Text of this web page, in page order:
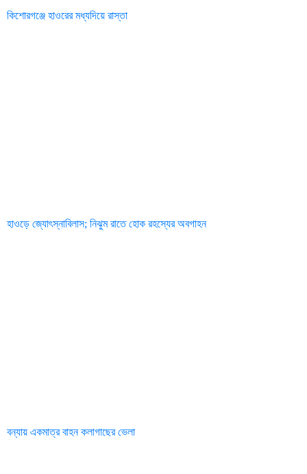
কিশোরগঞ্জে হাওরের মধ্যদিয়ে রাস্তা
হাওড়ে জ্যোৎস্নাবিলাস; নিঝুম রাতে হোক রহস্যের অবগাহন
বন্যায় একমাত্র বাহন কলাগাছের ভেলা